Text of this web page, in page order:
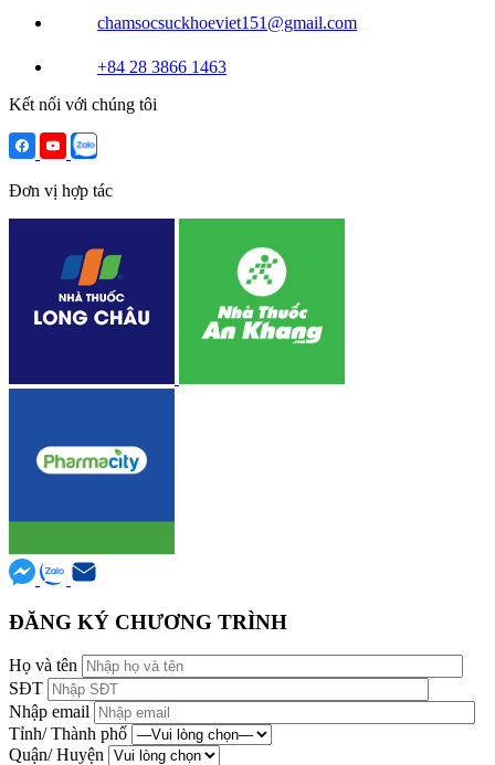
chamsocsuckhoeviet151@gmail.com
+84 28 3866 1463
Kết nối với chúng tôi
Đơn vị hợp tác
ĐĂNG KÝ CHƯƠNG TRÌNH
Họ và tên
SĐT
Nhập email
Tỉnh/ Thành phố
Quận/ Huyện